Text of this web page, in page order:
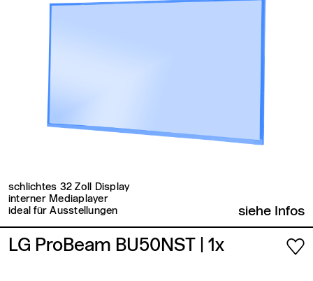
schlichtes 32 Zoll Display
interner Mediaplayer
ideal für Ausstellungen
siehe Infos
LG ProBeam BU50NST | 1x